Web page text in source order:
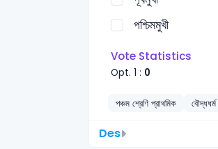
পশ্চিমমুখী
Vote Statistics
Opt. 1 : 0
পঞ্চম শ্রেণি প্রাথমিক
Des